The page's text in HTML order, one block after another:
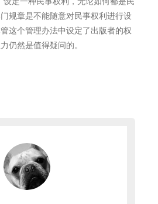
规章是不能随意对民事权利进行设
这个管理办法中设定了出版者的权
仍然是值得疑问的。